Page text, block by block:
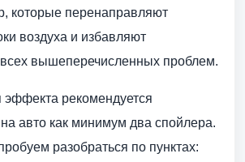
которые перенаправляют
воздуха и избавляют
вышеперечисленных проблем.
рекомендуется
авто как минимум два спойлера.
разобраться по пунктах: